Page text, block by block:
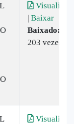
Visualizar
| Baixar
Baixado:
203 vezes
Visualizar